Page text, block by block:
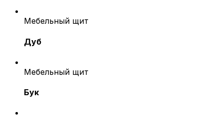
Мебельный щит
Дуб
Мебельный щит
Бук